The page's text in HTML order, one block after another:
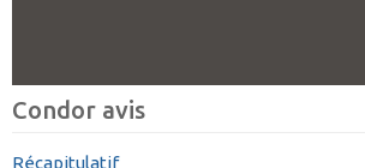
Condor avis
Récapitulatif